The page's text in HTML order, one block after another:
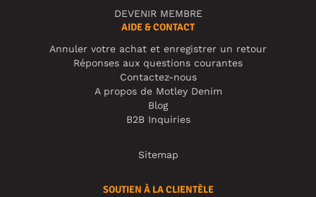
DEVENIR MEMBRE
AIDE & CONTACT
Annuler votre achat et enregistrer un retour
Réponses aux questions courantes
Contactez-nous
A propos de Motley Denim
Blog
B2B Inquiries
Sitemap
SOUTIEN À LA CLIENTÈLE